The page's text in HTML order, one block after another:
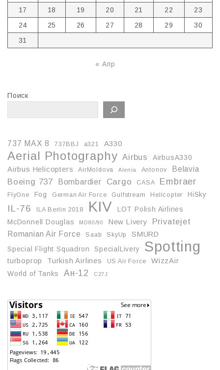
17
18 19 20 21 22
23
24
25 26 27 28 29
30
31
« Апр
Поиск
737 MAX 8 737BBJ a321 A330
Aerial Photography Airbus
AirbusA330
Airbus Helicopters
AirMoldova Alenia Antonov Belavia
Boeing 737 Bombardier Cargo CASA Embraer
FlyOne Fog German Air Force Gulfstream Helicopter HiSky
IL-76 ILA Berlin 2018 KIV
LOT Polish Airlines
McDonnell Douglas
MD80/90 New Livery Privatejet
Romanian Air Force Saab SkyUp
SMURD
Special Flight Squadron
SpecialLivery Spotting
turboprop Turkish Airlines US Air Force
WizzAir
World of Tanks
Ан-12 С27J